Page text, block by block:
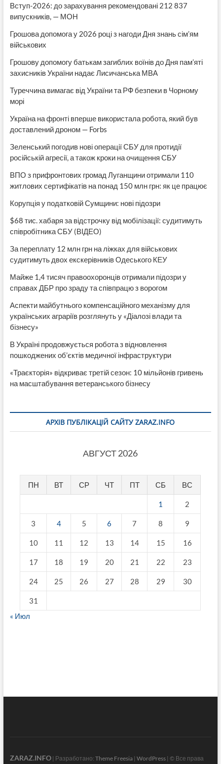
Вступ-2026: до зарахування рекомендовані 212 837
випускників, — МОН
Грошова допомога у 2026 році з нагоди Дня знань сім’ям
військових
Грошову допомогу батькам загиблих воїнів до Дня пам’яті
захисників України надає Лисичанська МВА
Туреччина вимагає від України та РФ безпеки в Чорному
морі
Україна на фронті вперше використала робота, який був
доставлений дроном — Forbs
Зеленський погодив нові операції СБУ для протидії
російській агресії, а також кроки на очищення СБУ
ВПО з прифронтових громад Луганщини отримали 110
житлових сертифікатів на понад 150 млн грн: як це працює
Корупція у податковій Сумщини: нові підозри
$68 тис. хабаря за відстрочку від мобілізації: судитимуть
співробітника СБУ (ВІДЕО)
За переплату 12 млн грн на ліжках для військових
судитимуть двох екскерівників Одеського КЕУ
Майже 1,4 тисяч правоохоронців отримали підозри у
справах ДБР про зраду та співпрацю з ворогом
Аспекти майбутнього компенсаційного механізму для
українських аграріїв розглянуть у «Діалозі влади та
бізнесу»
В Україні продовжується робота з відновлення
пошкоджених об’єктів медичної інфраструктури
«Траєкторія» відкриває третій сезон: 10 мільйонів гривень
на масштабування ветеранського бізнесу
АРХІВ ПУБЛІКАЦІЙ САЙТУ ZARAZ.INFO
АВГУСТ 2026
ПН ВТ СР ЧТ ПТ СБ ВС
1 2
3 4 5 6 7 8 9
10 11 12 13 14 15 16
17 18 19 20 21 22 23
24 25 26 27 28 29 30
31
« Июл
ZARAZ.INFO| Разработано: Theme Freesia| WordPress| © Все права